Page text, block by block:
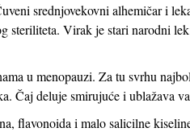
srednjovekovni alhemičar i
steriliteta. Virak je stari narodni
u menopauzi. Za tu svrhu
Čaj deluje smirujuće i ublažava
flavonoida i malo salicilne